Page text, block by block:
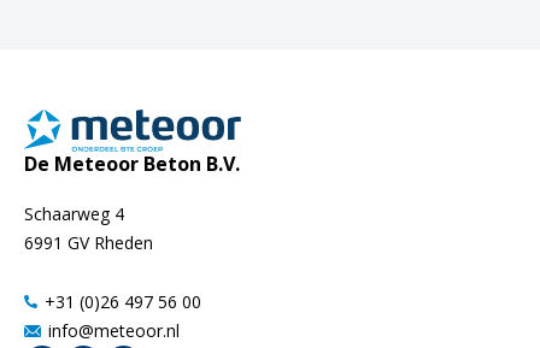
De Meteoor Beton B.V.
Schaarweg 4
6991 GV Rheden
+31 (0)26 497 56 00
info@meteoor.nl